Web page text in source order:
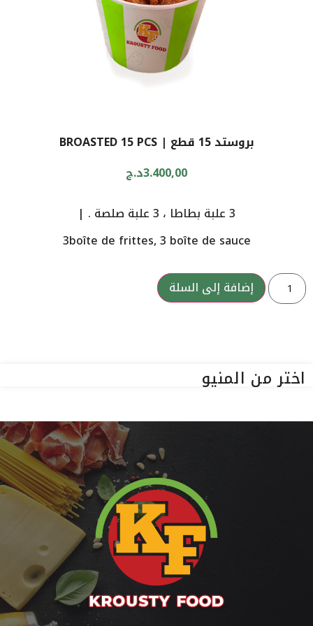
بروستد 15 قطع | BROASTED 15 PCS
3.400,00د.ج
3 علبة بطاطا ، 3 علبة صلصة . |
3boîte de frittes, 3 boîte de sauce
إضافة إلى السلة
اختر من المنيو